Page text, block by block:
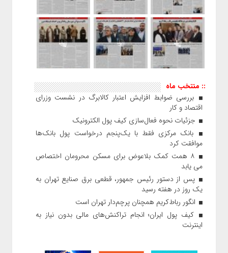
:: منتخب ماه
بررسی ضوابط افزایش اعتبار کالابرگ در نشست وزرای
اقتصاد و کار
جزئیات نحوه فعال‌سازی کیف پول الکترونیک
بانک مرکزی فقط با یک‌‎پنجم درخواست پول بانک‌ها
موافقت کرد
۸ همت کمک بلاعوض برای مسکن محرومان اختصاص
می یابد
پس از دستور رئیس‌ جمهور، قطعی برق صنایع تهران به
یک روز در هفته رسید
انگور رباط‌کریم همچنان پرچم‌دار تهران است
کیف پول ایران؛ انجام تراکنش‌های مالی بدون نیاز به
اینترنت